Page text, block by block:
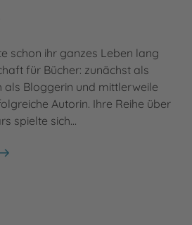
schon ihr ganzes Leben lang
für Bücher: zunächst als
als Bloggerin und mittlerweile
Autorin. Ihre Reihe über
spielte sich…